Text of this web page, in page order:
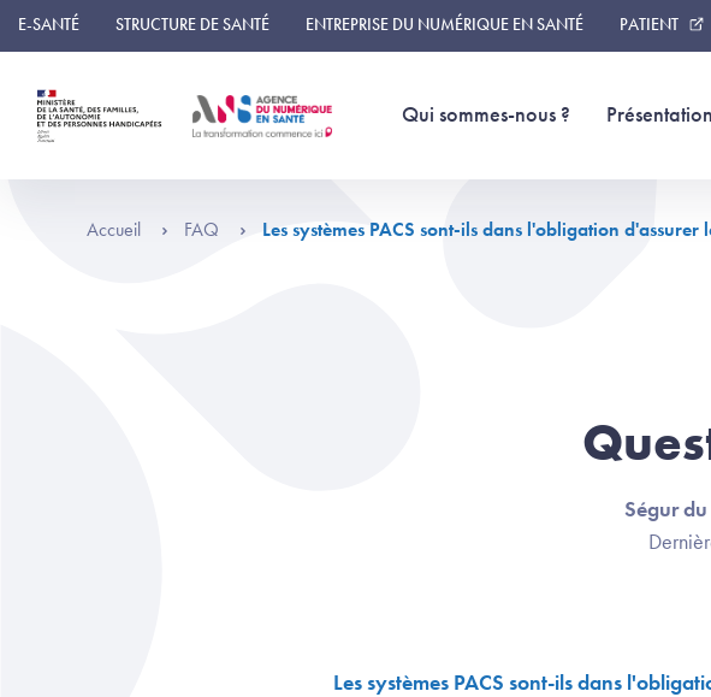
Panneau de gestion des cookies
E-SANTÉ STRUCTURE DE SANTÉ ENTREPRISE DU NUMÉRIQUE EN SANTÉ PATIENT
Qui sommes-nous ? Présentation
Accueil FAQ Les systèmes PACS sont-ils dans l'obligation
Ségur
Les systèmes PACS sont-ils dans